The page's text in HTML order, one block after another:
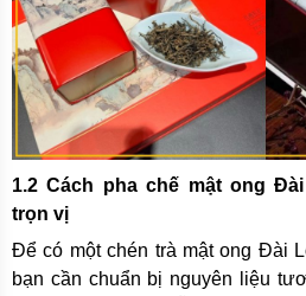
1.2 Cách pha chế mật ong
trọn vị
Để có một chén trà mật ong Đài
bạn cần chuẩn bị nguyên liệu